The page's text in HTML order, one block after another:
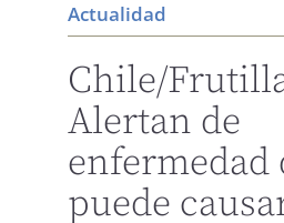
Actualidad
Chile/
Alertan de
enfermedad
puede